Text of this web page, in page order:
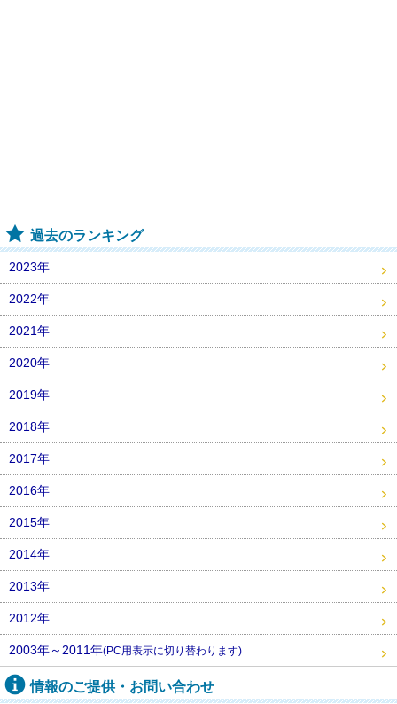
過去のランキング
2023年
2022年
2021年
2020年
2019年
2018年
2017年
2016年
2015年
2014年
2013年
2012年
2003年～2011年(PC用表示に切り替わります)
情報のご提供・お問い合わせ